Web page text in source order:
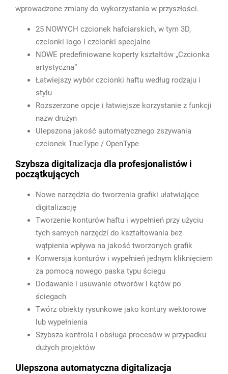
wprowadzone zmiany do wykorzystania w przyszłości.
25 NOWYCH czcionek hafciarskich, w tym 3D,
czcionki logo i czcionki specjalne
NOWE predefiniowane koperty kształtów „Czcionka
artystyczna”
Łatwiejszy wybór czcionki haftu według rodzaju i
stylu
Rozszerzone opcje i łatwiejsze korzystanie z funkcji
nazw drużyn
Ulepszona jakość automatycznego zszywania
czcionek TrueType / OpenType
Szybsza digitalizacja dla profesjonalistów i
początkujących
Nowe narzędzia do tworzenia grafiki ułatwiające
digitalizację
Tworzenie konturów haftu i wypełnień przy użyciu
tych samych narzędzi do kształtowania bez
wątpienia wpływa na jakość tworzonych grafik
Konwersja konturów i wypełnień jednym kliknięciem
za pomocą nowego paska typu ściegu
Dodawanie i usuwanie otworów i kątów po
ściegach
Twórz obiekty rysunkowe jako kontury wektorowe
lub wypełnienia
Szybsza kontrola i obsługa procesów w przypadku
dużych projektów
Ulepszona automatyczna digitalizacja